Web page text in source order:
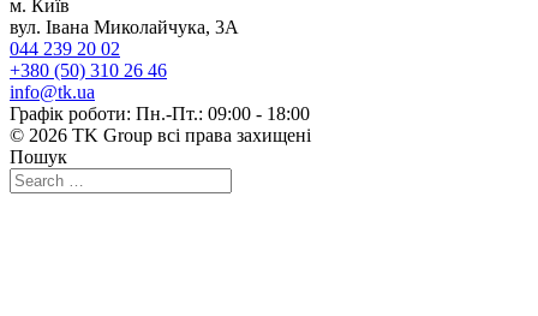
м. Київ
вул. Івана Миколайчука, 3А
044 239 20 02
+380 (50) 310 26 46
info@tk.ua
Графік роботи: Пн.-Пт.: 09:00 - 18:00
© 2026 TK Group всі права захищені
Пошук